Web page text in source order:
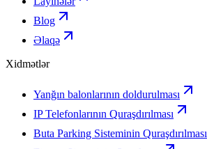
Blog
Əlaqə
Xidmətlər
Yanğın balonlarının doldurulması
IP Telefonlarının Quraşdırılması
Buta Parking Sisteminin Quraşdırılması